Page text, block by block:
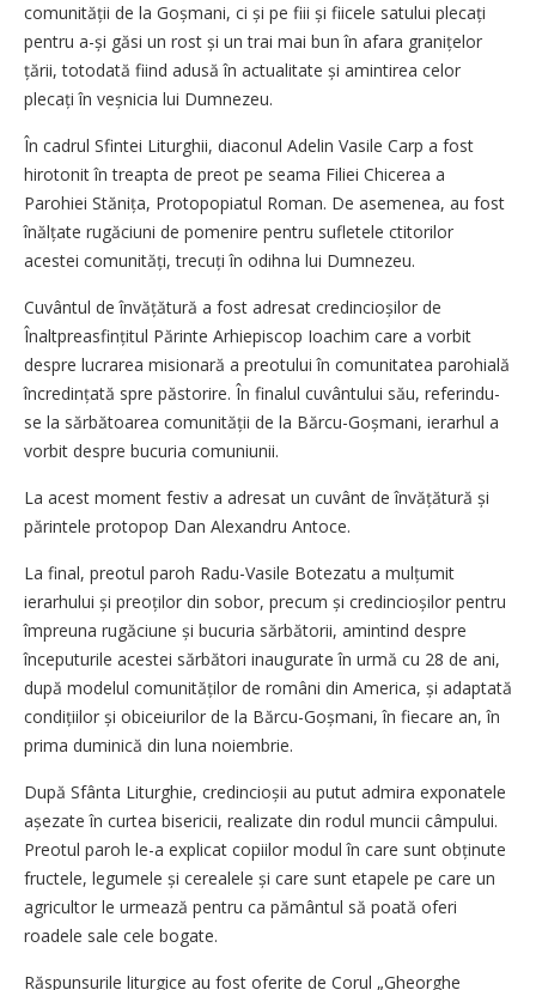
comunității de la Goșmani, ci și pe fiii și fiicele satului plecați
pentru a-și găsi un rost și un trai mai bun în afara granițelor
țării, totodată fiind adusă în actualitate și amintirea celor
plecați în veșnicia lui Dumnezeu.
În cadrul Sfintei Liturghii, diaconul Adelin Vasile Carp a fost
hirotonit în treapta de preot pe seama Filiei Chicerea a
Parohiei Stănița, Protopopiatul Roman. De asemenea, au fost
înălțate rugăciuni de pomenire pentru sufletele ctitorilor
acestei comunități, trecuți în odihna lui Dumnezeu.
Cuvântul de învățătură a fost adresat credincioșilor de
Înaltpreasfințitul Părinte ­Arhiepiscop Ioachim care a vorbit
despre lucrarea misionară a preotului în comunitatea parohială
încredințată spre păstorire. În finalul cuvântului său, referindu-
se la sărbătoarea comunității de la Bărcu-Goșmani, ierarhul a
vorbit despre bucuria comuniunii.
La acest moment festiv a adresat un cuvânt de învățătură și
părintele protopop Dan Alexandru Antoce.
La final, preotul paroh Radu-Vasile Botezatu a mulțumit
ierarhului și preoților din sobor, precum și credincioșilor pentru
împreuna rugăciune și bucuria sărbătorii, amintind despre
începuturile acestei sărbători inaugurate în urmă cu 28 de ani,
după modelul comunităților de români din America, și adaptată
condițiilor și obiceiurilor de la Bărcu-Goșmani, în fiecare an, în
prima duminică din luna noiembrie.
După Sfânta Liturghie, credincioșii au putut admira exponatele
așezate în curtea bisericii, realizate din rodul muncii câmpului.
Preotul paroh le-a explicat copiilor modul în care sunt obținute
fructele, legumele și cerealele și care sunt etapele pe care un
agricultor le urmează pentru ca pământul să poată oferi
roadele sale cele bogate.
Răspunsurile liturgice au fost oferite de Corul „Gheorghe